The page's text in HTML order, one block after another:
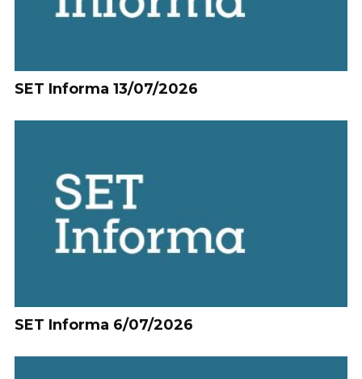
SET Informa 13/07/2026
SET Informa 6/07/2026